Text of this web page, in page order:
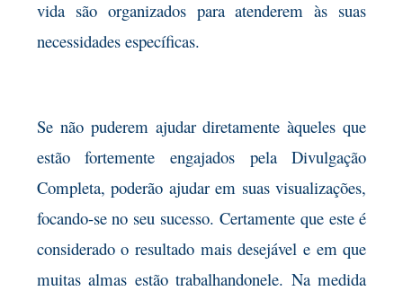
vida são organizados para atenderem às suas
necessidades específicas.
Se não puderem ajudar diretamente àqueles que
estão fortemente engajados pela Divulgação
Completa, poderão ajudar em suas visualizações,
focando-se no seu sucesso. Certamente que este é
considerado o resultado mais desejável e em que
muitas almas estão trabalhandonele. Na medida